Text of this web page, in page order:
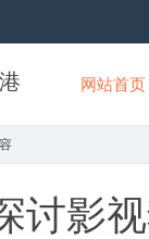
网站首页
讨影